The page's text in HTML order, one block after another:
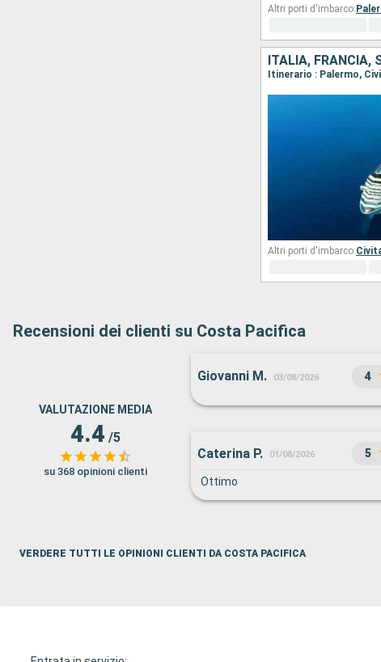
Altri porti d'imbarco:
ITALIA, FRANCIA,
Itinerario : Palermo,
Altri porti d'imbarco:
Recensioni dei clienti su Costa Pacifica
VALUTAZIONE MEDIA
4.4 /5
su 368 opinioni clienti
Giovanni M. 03/08/2026 4
Caterina P. 01/08/2026 5
Ottimo
VERDERE TUTTI LE OPINIONI CLIENTI DA COSTA PACIFICA